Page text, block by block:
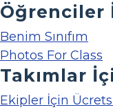
Öğrenciler
Benim Sınıfım
Photos For Class
Takımlar
Ekipler İçin